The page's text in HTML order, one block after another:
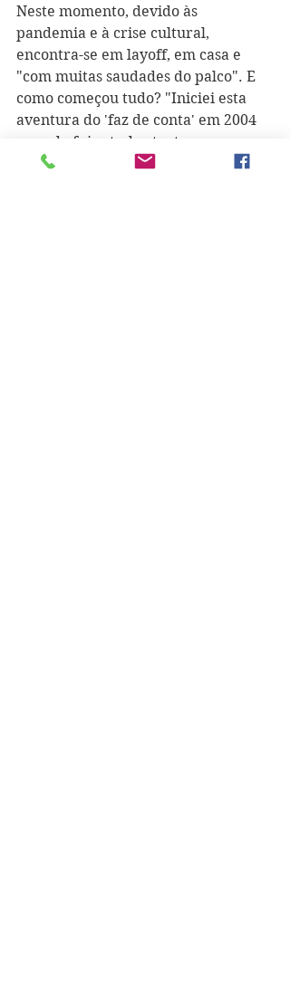
Neste momento, devido às
pandemia e à crise cultural,
encontra-se em layoff, em casa e
"com muitas saudades do palco". E
como começou tudo? "Iniciei esta
aventura do 'faz de conta' em 2004
quando fui estudar teatro numa
escola profissional (Balleteatro) e fui